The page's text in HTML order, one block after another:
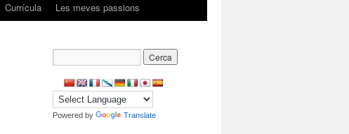
Currícula Les meves passions
Powered by Translate